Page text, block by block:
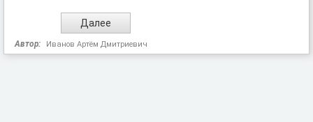
Автор: Иванов Артём Дмитриевич